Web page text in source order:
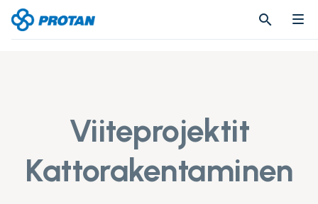
search
search
Viiteprojektit
Kattorakentaminen